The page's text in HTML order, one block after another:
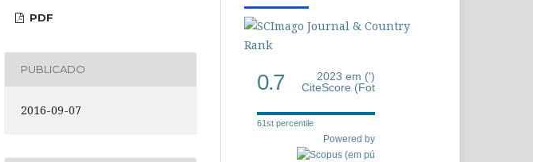
PDF
PUBLICADO
2016-09-07
0.7
2023 em (')
CiteScore (Fot
61st percentile
Powered by